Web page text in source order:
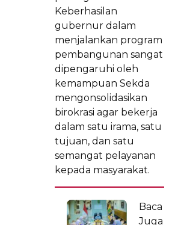
Keberhasilan
gubernur dalam
menjalankan program
pembangunan sangat
dipengaruhi oleh
kemampuan Sekda
mengonsolidasikan
birokrasi agar bekerja
dalam satu irama, satu
tujuan, dan satu
semangat pelayanan
kepada masyarakat.
Baca
Juga